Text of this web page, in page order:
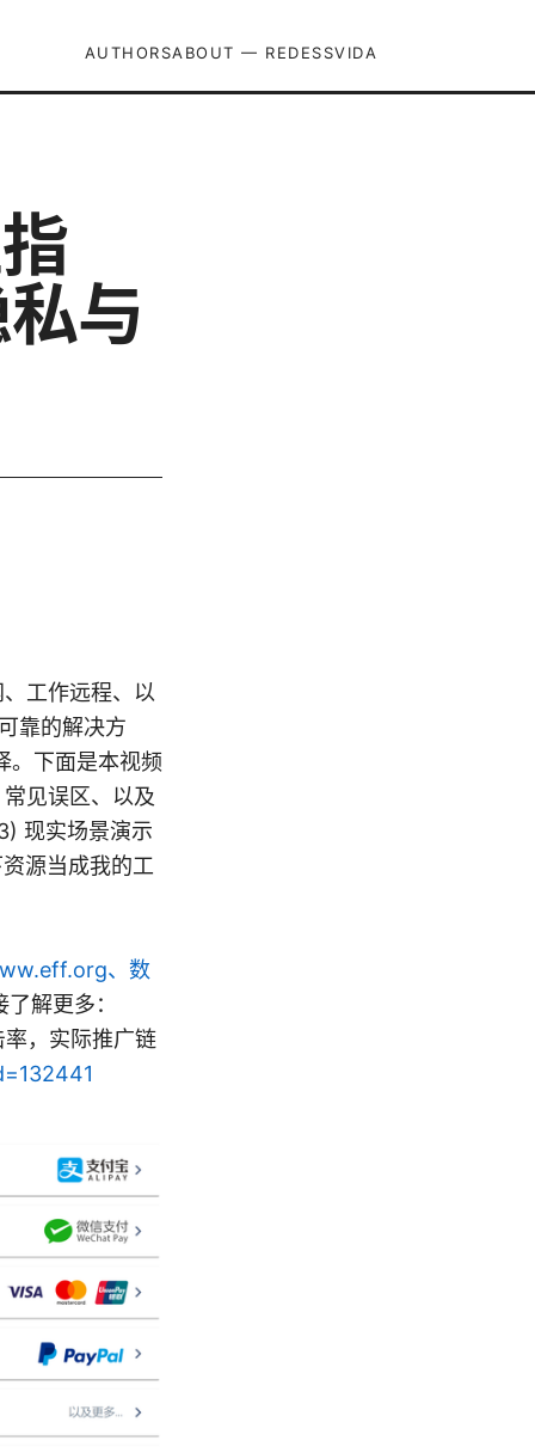
AUTHORSABOUT — REDESSVIDA
与
工作远程、以
靠的解决方
。下面是本视频
见误区、以及
现实场景演示
源当成我的工
、数
解更多：
，实际推广链